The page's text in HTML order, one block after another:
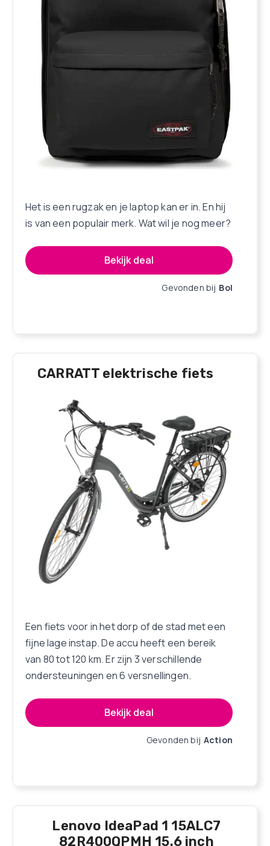
Het is een rugzak en je laptop kan er in. En hij
is van een populair merk. Wat wil je nog meer?
Bekijk deal
Gevonden bij Bol
CARRATT elektrische fiets
Een fiets voor in het dorp of de stad met een
fijne lage instap. De accu heeft een bereik
van 80 tot 120 km. Er zijn 3 verschillende
ondersteuningen en 6 versnellingen.
Bekijk deal
Gevonden bij Action
Lenovo IdeaPad 1 15ALC7
82R400QPMH 15.6 inch